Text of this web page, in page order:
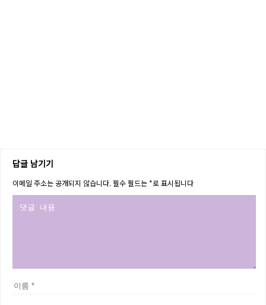
답글 남기기
이메일 주소는 공개되지 않습니다.필수 필드는 *로 표시됩니다